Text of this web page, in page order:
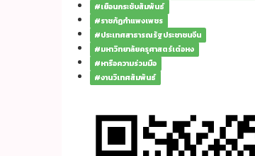
#เยือนกระชับสัมพันธ์
#ราชภัฏกำแพงเพชร
#ประเทศสาธารณรัฐประชาชนจีน
#มหาวิทยาลัยครุศาสตร์เต๋อหง
#หารือความร่วมมือ
#งานวิเทศสัมพันธ์